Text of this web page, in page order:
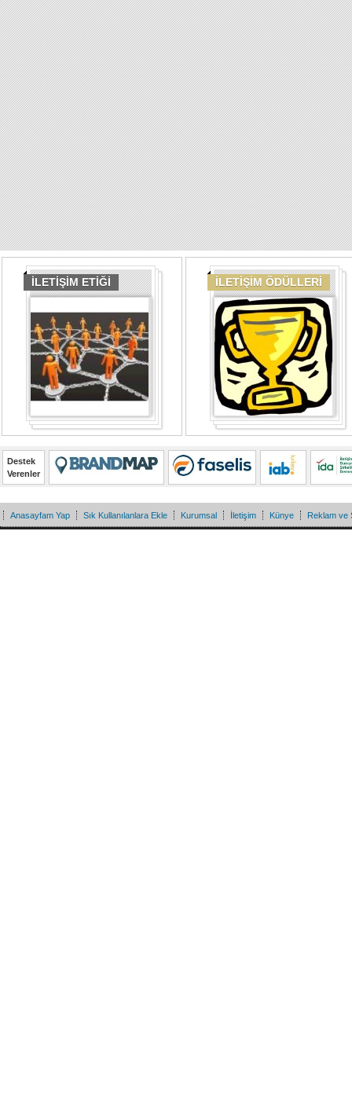
İLETİŞİM ETİĞİ İLETİŞİM ÖDÜLLERİ
Destek
Verenler
Anasayfam Yap Sık Kullanılanlara Ekle Kurumsal İletişim Künye Reklam ve